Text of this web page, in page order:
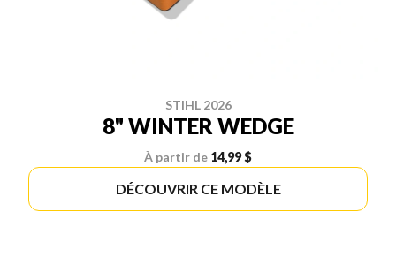
STIHL 2026
8" WINTER WEDGE
À partir de 14,99 $
DÉCOUVRIR CE MODÈLE